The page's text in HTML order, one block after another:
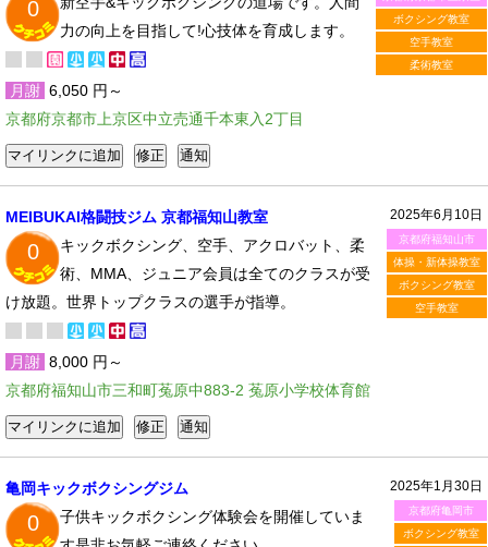
ボクシング教室
空手教室
柔術教室
0
力の向上を目指して!心技体を育成します。
月謝 6,050 円～
京都府京都市上京区中立売通千本東入2丁目
2025年6月10日
京都府福知山市
体操・新体操教室
ボクシング教室
空手教室
MEIBUKAI格闘技ジム 京都福知山教室
0
キックボクシング、空手、アクロバット、柔
術、MMA、ジュニア会員は全てのクラスが受
け放題。世界トップクラスの選手が指導。
月謝 8,000 円～
京都府福知山市三和町菟原中883-2 菟原小学校体育館
2025年1月30日
京都府亀岡市
ボクシング教室
亀岡キックボクシングジム
0
子供キックボクシング体験会を開催していま